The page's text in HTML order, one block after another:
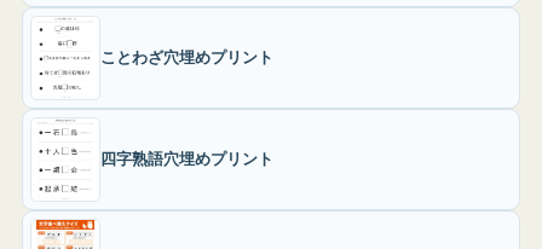
ことわざ穴埋めプリント
四字熟語穴埋めプリント